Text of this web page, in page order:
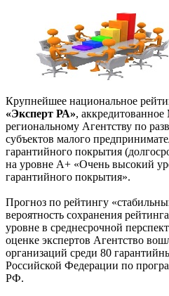
Крупнейшее национальное
«Эксперт РА»,
региональному Агентству по
субъектов малого
гарантийного покрытия
на уровне А+ «Очень высокий
гарантийного покрытия».
Прогноз по рейтингу
вероятность сохранения
уровне в среднесрочной
оценке экспертов Агентство
организаций среди 80
Российской Федерации по
РФ.